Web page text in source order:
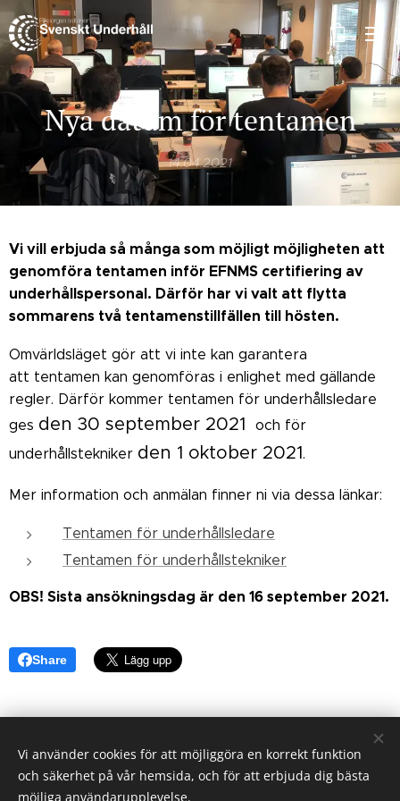
Nya datum för tentamen
14.04.2021
Vi vill erbjuda så många som möjligt möjligheten att
genomföra tentamen inför EFNMS certifiering av
underhållspersonal. Därför har vi valt att flytta
sommarens två tentamenstillfällen till hösten.
Omvärldsläget gör att vi inte kan garantera
att tentamen kan genomföras i enlighet med gällande
regler. Därför kommer tentamen för underhållsledare
ges den 30 september 2021
och för
underhållstekniker den 1 oktober 2021.
Mer information och anmälan finner ni via dessa länkar:
Tentamen för underhållsledare
Tentamen för underhållstekniker
OBS! Sista ansökningsdag är den 16 september 2021.
Share
Riksorganisationen Svenskt Underhåll, Gustavslundsvägen 143,
167 51 Bromma
Vi använder cookies för att möjliggöra en korrekt funktion
och säkerhet på vår hemsida, och för att erbjuda dig bästa
möjliga användarupplevelse.